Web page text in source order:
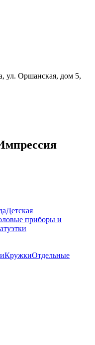
ул. Оршанская, дом 5,
Детская
приборы и
КружкиОтдельные